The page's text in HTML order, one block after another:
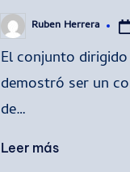
Publicado
por
Ruben Herrera
El conjunto
demostró ser un
de…
Leer más